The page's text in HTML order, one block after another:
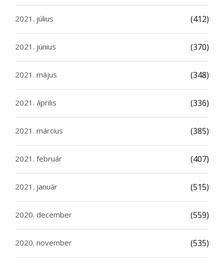
2021. július (412)
2021. június (370)
2021. május (348)
2021. április (336)
2021. március (385)
2021. február (407)
2021. január (515)
2020. december (559)
2020. november (535)